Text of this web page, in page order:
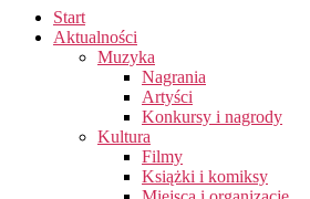
Start
Aktualności
Muzyka
Nagrania
Artyści
Konkursy i nagrody
Kultura
Filmy
Książki i komiksy